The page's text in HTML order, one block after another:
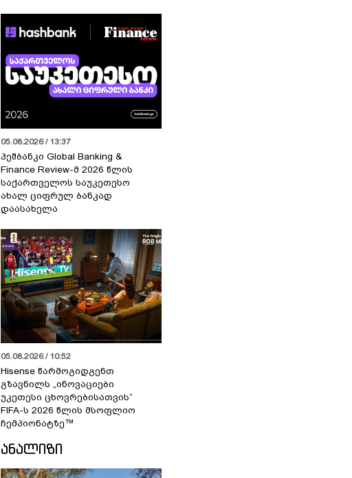
05.08.2026 / 13:37
ჰეშბანკი Global Banking &
Finance Review-მ 2026 წლის
საქართველოს საუკეთესო
ახალ ციფრულ ბანკად
დაასახელა
05.08.2026 / 10:52
Hisense წარმოგიდგენთ
გზავნილს „ინოვაციები
უკეთესი ცხოვრებისათვის“
FIFA-ს 2026 წლის მსოფლიო
ჩემპიონატზე™
ᲐᲜᲐᲚᲘᲖᲘ